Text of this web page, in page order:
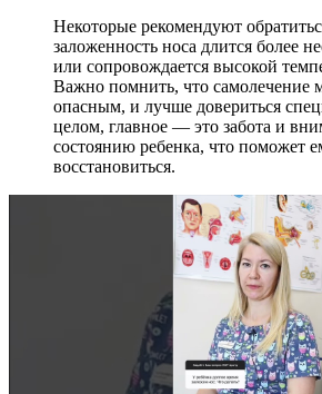
Некоторые рекомендуют
заложенность носа длится более
или сопровождается высокой
Важно помнить, что самолечение
опасным, и лучше довериться
целом, главное — это забота и
состоянию ребенка, что поможет
восстановиться.